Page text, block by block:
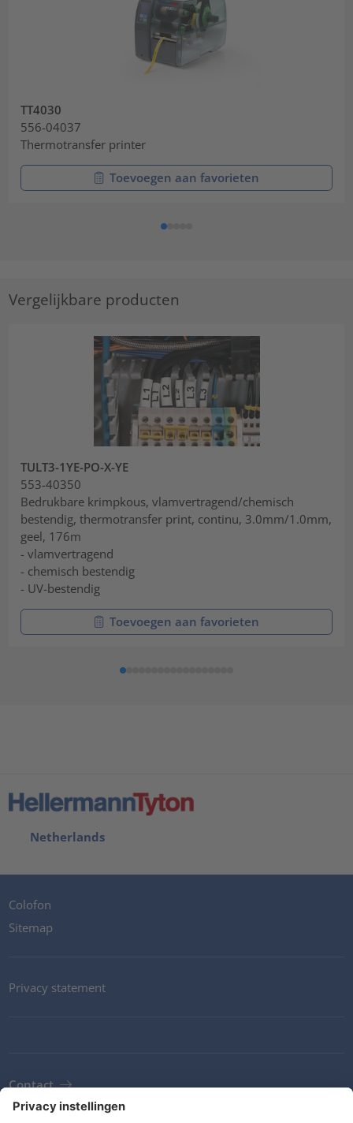
TT4030
556-04037
Thermotransfer printer
Toevoegen aan favorieten
Vergelijkbare producten
TULT3-1YE-PO-X-YE
553-40350
Bedrukbare krimpkous, vlamvertragend/chemisch
bestendig, thermotransfer print, continu, 3.0mm/1.0mm,
geel, 176m
- vlamvertragend
- chemisch bestendig
- UV-bestendig
Toevoegen aan favorieten
Netherlands
Colofon
Sitemap
Privacy statement
Contact
Newsletter